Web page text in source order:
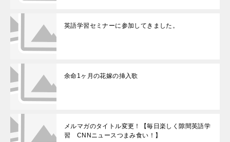
英語学習セミナーに参加してきました。
余命1ヶ月の花嫁の挿入歌
メルマガのタイトル変更！【毎日楽しく隙間英語学
習 CNNニュースつまみ食い！】